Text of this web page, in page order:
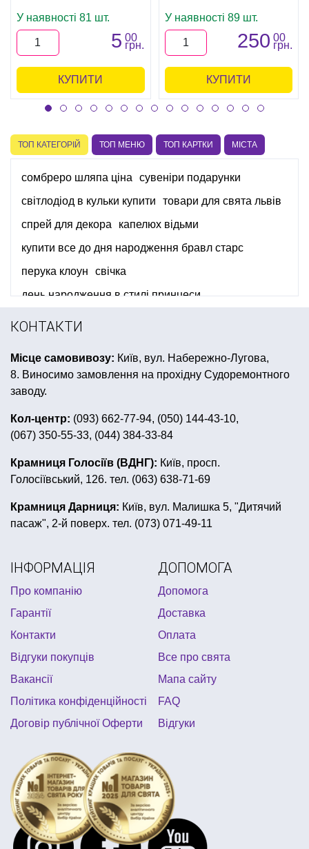
У наявності 81 шт.
5 00
грн.
КУПИТИ
У наявності 89 шт.
250 00
грн.
КУПИТИ
ТОП КАТЕГОРІЙ ТОП МЕНЮ ТОП КАРТКИ МІСТА
сомбреро шляпа ціна сувеніри подарунки
світлодіод в кульки купити
товари для свята львів
спрей для декора
капелюх відьми
купити все до дня народження бравл старс
перука клоун
свічка
день народження в стилі принцеси
день народження в стилі щенячий патруль
помпон паперовий купити
одноразовий посуд для піратської вечірки
декор для свят
декор до дня закоханих
ковбойська вечірка купити українські сувеніри
вушка на голову сервіровка столу до 8 березня
день святого патрика львів холодні феєрверки
алко ігри купити
мексиканський капелюх
сувенірні ручки
ковбойські капелюхи купити
маски на карнавал
гавайська вечірка одяг
день народження в стилі маша і ведмідь
КОНТАКТИ
Місце самовивозу: Київ, вул. Набережно-Лугова,
8. Виносимо замовлення на прохідну Судоремонтного
заводу.
Кол-центр: (093) 662-77-94, (050) 144-43-10,
(067) 350-55-33, (044) 384-33-84
Крамниця Голосіїв (ВДНГ): Київ, просп.
Голосіївський, 126. тел. (063) 638-71-69
Крамниця Дарниця: Київ, вул. Малишка 5, "Дитячий
пасаж", 2-й поверх. тел. (073) 071-49-11
ІНФОРМАЦІЯ
Про компанію
Гарантії
Контакти
Відгуки покупців
Вакансії
Політика конфіденційності
Договір публічної Оферти
ДОПОМОГА
Допомога
Доставка
Оплата
Все про свята
Мапа сайту
FAQ
Відгуки